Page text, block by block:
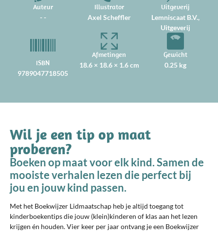
Auteur
- -
Illustrator
Axel Scheffler
Uitgeverij
Lemniscaat B.V.,
Uitgeverij
ISBN
9789047718505
Afmetingen
18.6 × 18.6 × 1.6 cm
Gewicht
0.25 kg
Wil je een tip op maat
proberen?
Boeken op maat voor elk kind. Samen de
mooiste verhalen lezen die perfect bij
jou en jouw kind passen.
Met het Boekwijzer Lidmaatschap heb je altijd toegang tot
kinderboekentips die jouw (klein)kinderen of klas aan het lezen
krijgen én houden. Vier keer per jaar ontvang je een Boekwijzer